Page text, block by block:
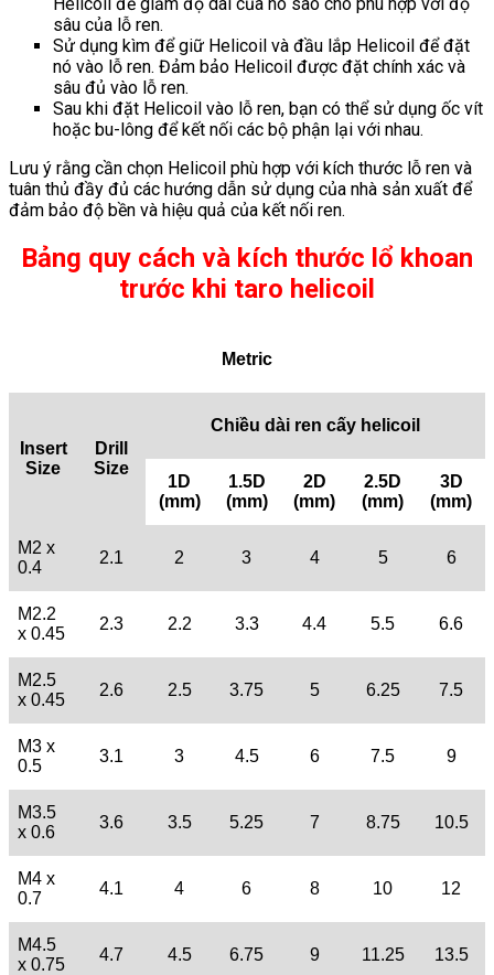
sâu của lỗ ren.
Sử dụng kìm để giữ Helicoil và đầu lắp Helicoil để đặt
nó vào lỗ ren. Đảm bảo Helicoil được đặt chính xác và
sâu đủ vào lỗ ren.
Sau khi đặt Helicoil vào lỗ ren, bạn có thể sử dụng ốc vít
hoặc bu-lông để kết nối các bộ phận lại với nhau.
Lưu ý rằng cần chọn Helicoil phù hợp với kích thước lỗ ren và
tuân thủ đầy đủ các hướng dẫn sử dụng của nhà sản xuất để
đảm bảo độ bền và hiệu quả của kết nối ren.
Bảng quy cách và kích thước lổ khoan
trước khi taro helicoil
Metric
Insert
Size
Drill
Size
Chiều dài ren cấy helicoil
1D
(mm)
1.5D
(mm)
2D
(mm)
2.5D
(mm)
3D
(mm)
M2 x
0.4
2.1 2 3 4 5 6
M2.2
x 0.45
2.3 2.2 3.3 4.4 5.5 6.6
M2.5
x 0.45
2.6 2.5 3.75 5 6.25 7.5
M3 x
0.5
3.1 3 4.5 6 7.5 9
M3.5
x 0.6
3.6 3.5 5.25 7 8.75 10.5
M4 x
0.7
4.1 4 6 8 10 12
M4.5
x 0.75
4.7 4.5 6.75 9 11.25 13.5